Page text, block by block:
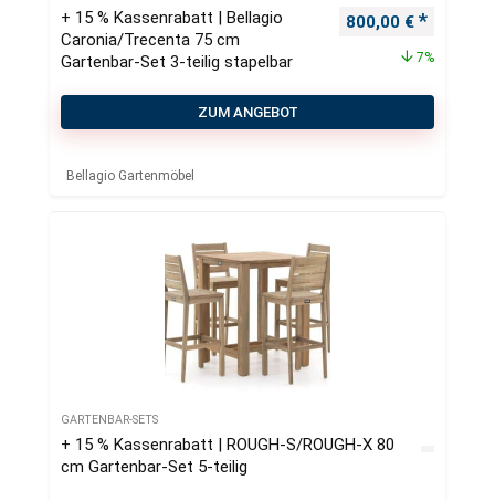
+ 15 % Kassenrabatt | Bellagio
Caronia/Trecenta 75 cm
Gartenbar-Set 3-teilig stapelbar
Ursprünglicher
800,00 €
7%
ZUM ANGEBOT
Bellagio Gartenmöbel
GARTENBAR-SETS
+ 15 % Kassenrabatt | ROUGH-S/ROUGH-X 80
cm Gartenbar-Set 5-teilig